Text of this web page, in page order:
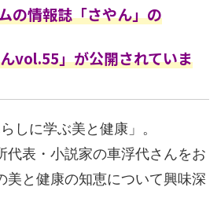
の情報誌「さやん」の
vol.55」が公開されていま
しに学ぶ美と健康」。
代表・小説家の車浮代さんをお
美と健康の知恵について興味深